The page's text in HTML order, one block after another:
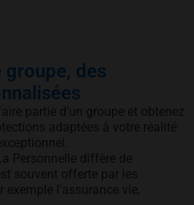
groupe, des